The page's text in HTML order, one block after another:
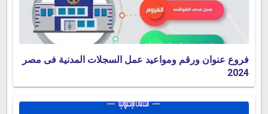
فروع عنوان ورقم ومواعيد عمل السجلات المدنية فى مصر
2024